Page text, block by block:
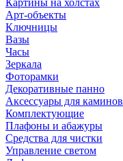
Картины на холстах
Арт-объекты
Ключницы
Вазы
Часы
Зеркала
Фоторамки
Декоративные панно
Аксессуары для каминов
Комплектующие
Плафоны и абажуры
Средства для чистки
Управление светом